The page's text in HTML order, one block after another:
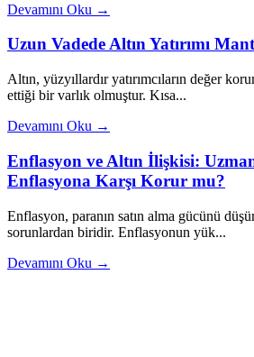
Devamını Oku →
Uzun Vadede Altın Yatırımı
Altın, yüzyıllardır yatırımcıların değer
ettiği bir varlık olmuştur. Kısa...
Devamını Oku →
Enflasyon ve Altın İlişkisi:
Enflasyona Karşı Korur mu?
Enflasyon, paranın satın alma gücünü
sorunlardan biridir. Enflasyonun yük...
Devamını Oku →